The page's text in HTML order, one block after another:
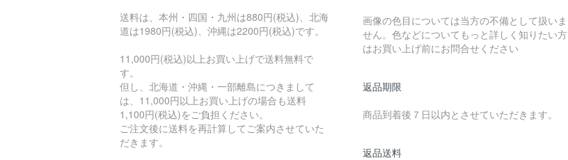
送料は、本州・四国・九州は880円(税込)、北海
道は1980円(税込)、沖縄は2200円(税込)です。
11,000円(税込)以上お買い上げで送料無料で
す。
但し、北海道・沖縄・一部離島につきまして
は、11,000円以上お買い上げの場合も送料
1,100円(税込)をご負担ください。
ご注文後に送料を再計算してご案内させていた
だきます。
画像の色目については当方の不備として扱いま
せん。色などについてもっと詳しく知りたい方
はお買い上げ前にお問合せください
返品期限
商品到着後７日以内とさせていただきます。
返品送料